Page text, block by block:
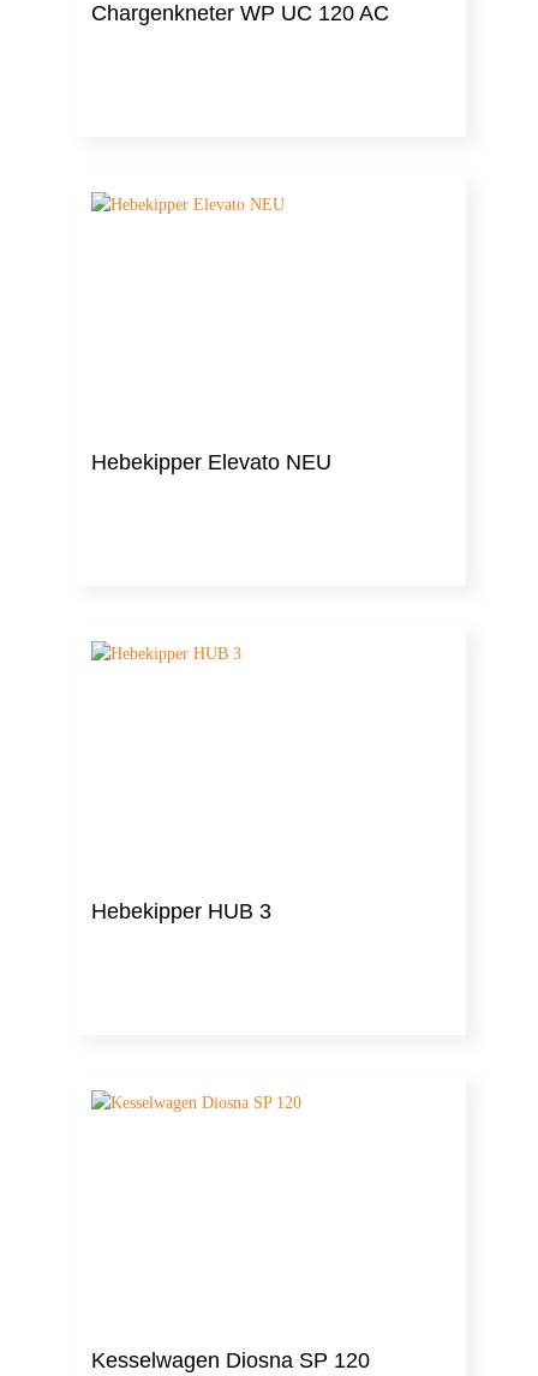
Chargenkneter WP UC 120 AC
Hebekipper Elevato NEU
Hebekipper HUB 3
Kesselwagen Diosna SP 120